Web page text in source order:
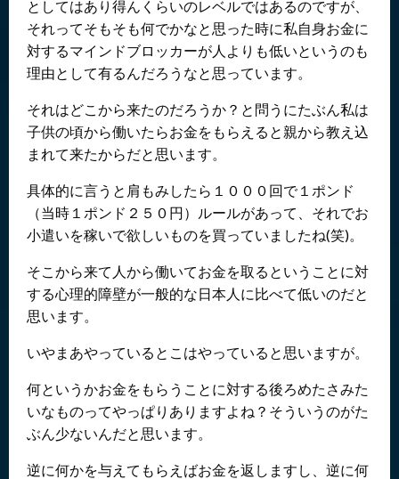
としてはあり得んくらいのレベルではあるのですが、
それってそもそも何でかなと思った時に私自身お金に
対するマインドブロッカーが人よりも低いというのも
理由として有るんだろうなと思っています。
それはどこから来たのだろうか？と問うにたぶん私は
子供の頃から働いたらお金をもらえると親から教え込
まれて来たからだと思います。
具体的に言うと肩もみしたら１０００回で１ポンド
（当時１ポンド２５０円）ルールがあって、それでお
小遣いを稼いで欲しいものを買っていましたね(笑)。
そこから来て人から働いてお金を取るということに対
する心理的障壁が一般的な日本人に比べて低いのだと
思います。
いやまあやっているとこはやっていると思いますが。
何というかお金をもらうことに対する後ろめたさみた
いなものってやっぱりありますよね？そういうのがた
ぶん少ないんだと思います。
逆に何かを与えてもらえばお金を返しますし、逆に何